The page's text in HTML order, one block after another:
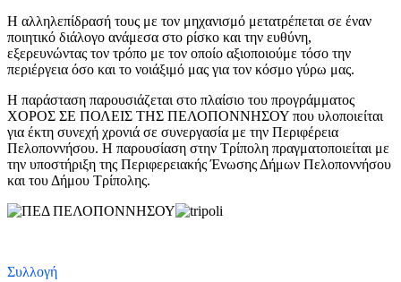
Η αλληλεπίδρασή τους με τον μηχανισμό μετατρέπεται σε έναν
ποιητικό διάλογο ανάμεσα στο ρίσκο και την ευθύνη,
εξερευνώντας τον τρόπο με τον οποίο αξιοποιούμε τόσο την
περιέργεια όσο και το νοιάξιμό μας για τον κόσμο γύρω μας.
Η παράσταση παρουσιάζεται στο πλαίσιο του προγράμματος
ΧΟΡΟΣ ΣΕ ΠΟΛΕΙΣ ΤΗΣ ΠΕΛΟΠΟΝΝΗΣΟΥ που υλοποιείται
για έκτη συνεχή χρονιά σε συνεργασία με την Περιφέρεια
Πελοποννήσου. Η παρουσίαση στην Τρίπολη πραγματοποιείται με
την υποστήριξη της Περιφερειακής Ένωσης Δήμων Πελοποννήσου
και του Δήμου Τρίπολης.
Συλλογή